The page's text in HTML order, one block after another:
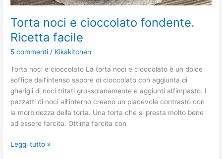
Torta noci e cioccolato fondente.
Ricetta facile
5 commenti / Kikakitchen
Torta noci e cioccolato La torta noci e cioccolato è un dolce
soffice dall’intenso sapore di cioccolato con aggiunta di
gherigli di noci tritati grossolanamente e aggiunti all’impasto. I
pezzetti di noci all’interno creano un piacevole contrasto con
la morbidezza della torta. Una torta che si presta molto bene
ad essere farcita. Ottima farcita con
Leggi tutto »